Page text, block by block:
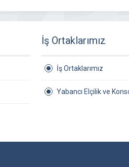
İş Ortaklarımız
İş Ortaklarımız
Yabancı Elçilik ve